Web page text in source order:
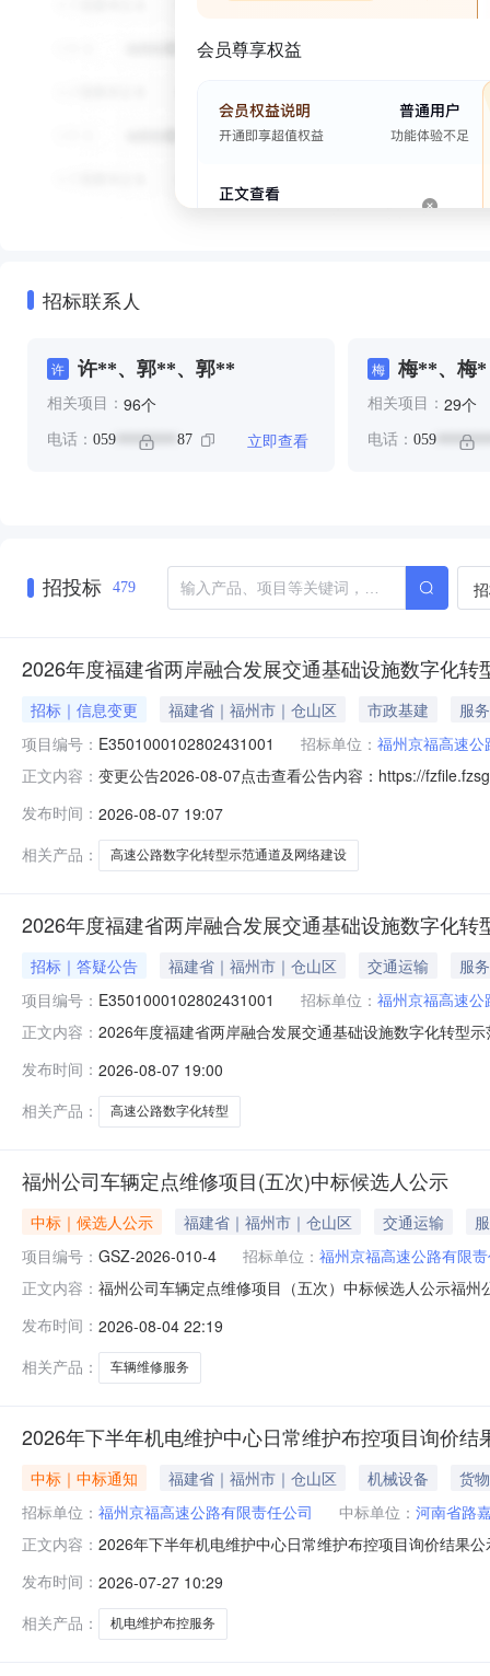
会员尊享权益
招标联系人
许 许**、郭**、郭**
相关项目： 96个
电话： 059 ******** 87 立即查看
梅 梅**、梅*
相关项目： 29个
电话： 059
招投标 479
2026年度福建省两岸融合发展交通基础设施数字化
招标｜信息变更 福建省｜福州市｜仓山区 市政基建
服务
项目编号： E3501000102802431001 招标单位： 福州京福高速
正文内容： 变更公告2026-08-07点击查看公告内容：https://
发布时间： 2026-08-07 19:07
相关产品：
高速公路数字化转型示范通道及网络建设
2026年度福建省两岸融合发展交通基础设施数字化
招标｜答疑公告 福建省｜福州市｜仓山区 交通运输
服务
项目编号： E3501000102802431001 招标单位： 福州京福高速
正文内容： 2026年度福建省两岸融合发展交通基础设施数字化转型
络项目（高速公路部分）首次公告日期：2026年7月23
程、电子、电
发布时间： 2026-08-07 19:00
相关产品：
高速公路数字化转型
福州公司车辆定点维修项目(五次)中标候选人公示
中标｜候选人公示 福建省｜福州市｜仓山区 交通运输
项目编号： GSZ-2026-010-4 招标单位： 福州京福高速公路有限
正文内容： 福州公司车辆定点维修项目（五次）中标候选人公示福
号：GSZ-2026-010-4招标人：福州京福高速公路有限责
文件被否决的投标
发布时间： 2026-08-04 22:19
相关产品：
车辆维修服务
2026年下半年机电维护中心日常维护布控项目询价结
中标｜中标通知 福建省｜福州市｜仓山区 机械设备
货物
招标单位： 福州京福高速公路有限责任公司 中标单位： 河南省路
正文内容： 2026年下半年机电维护中心日常维护布控项目询价结果
维护布控项目采购人：福州京福高速公路有限责任公司
为无效报价、否
发布时间： 2026-07-27 10:29
相关产品：
机电维护布控服务